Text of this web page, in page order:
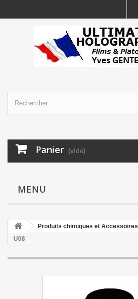
Panier (vide)
MENU
Produits chimiques et Accessoires
U08